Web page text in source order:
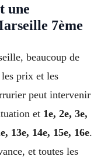
une
7ème
beaucoup de
prix et les
peut intervenir
et 1e, 2e, 3e,
13e, 14e, 15e, 16e.
et toutes les